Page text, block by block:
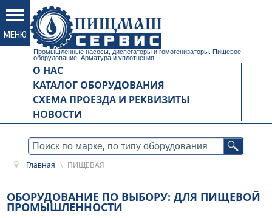
Промышленные насосы, диспегаторы и гомогенизаторы. Пищевое
оборудование. Арматура и уплотнения.
О НАС
КАТАЛОГ ОБОРУДОВАНИЯ
СХЕМА ПРОЕЗДА И РЕКВИЗИТЫ
НОВОСТИ
Главная \ ПИЩЕВАЯ
ОБОРУДОВАНИЕ ПО ВЫБОРУ: ДЛЯ ПИЩЕВОЙ
ПРОМЫШЛЕННОСТИ